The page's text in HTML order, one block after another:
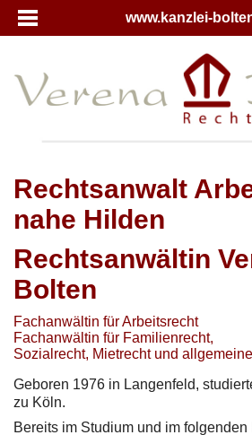
www.kanzlei-
Rechtsanwalt
nahe Hilden
Rechtsanwältin
Bolten
Fachanwältin für Arbeitsrecht
Fachanwältin für Familienrecht,
Sozialrecht, Mietrecht und
Geboren 1976 in Langenfeld,
zu Köln.
Bereits im Studium und im